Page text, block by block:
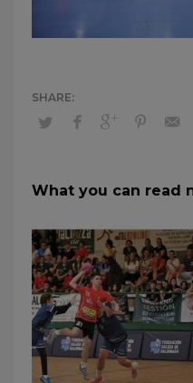
What you can read